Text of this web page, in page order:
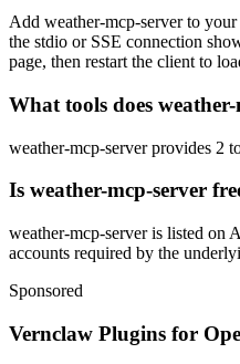
Add weather-mcp-server to
the stdio or SSE connection
page, then restart the client to
What tools does
weather-mcp-server provides 2
Is weather-mcp-server
weather-mcp-server is listed
accounts required by the
Sponsored
Vernclaw Plugins for